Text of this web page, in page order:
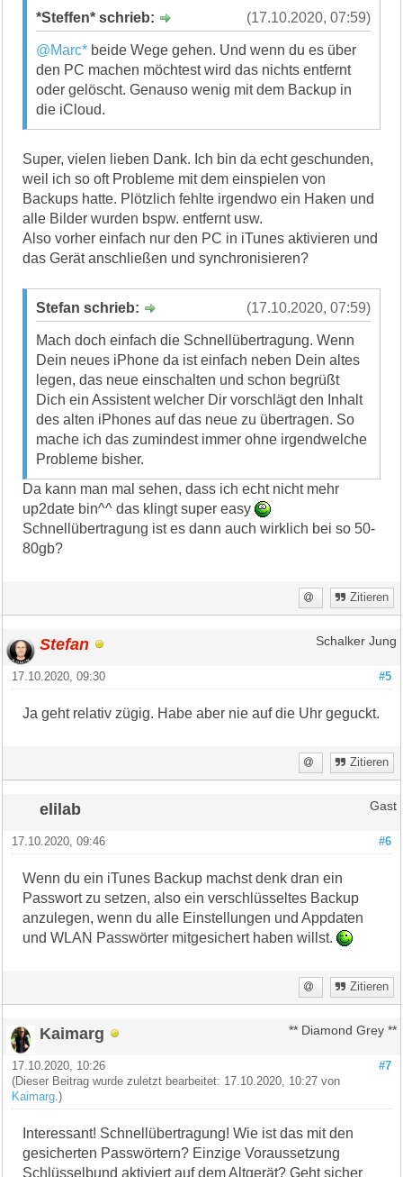
(17.10.2020, 07:59)
*Steffen* schrieb:
@Marc* beide Wege gehen. Und wenn du es über
den PC machen möchtest wird das nichts entfernt
oder gelöscht. Genauso wenig mit dem Backup in
die iCloud.
Super, vielen lieben Dank. Ich bin da echt geschunden,
weil ich so oft Probleme mit dem einspielen von
Backups hatte. Plötzlich fehlte irgendwo ein Haken und
alle Bilder wurden bspw. entfernt usw.
Also vorher einfach nur den PC in iTunes aktivieren und
das Gerät anschließen und synchronisieren?
(17.10.2020, 07:59)
Stefan schrieb:
Mach doch einfach die Schnellübertragung. Wenn
Dein neues iPhone da ist einfach neben Dein altes
legen, das neue einschalten und schon begrüßt
Dich ein Assistent welcher Dir vorschlägt den Inhalt
des alten iPhones auf das neue zu übertragen. So
mache ich das zumindest immer ohne irgendwelche
Probleme bisher.
Da kann man mal sehen, dass ich echt nicht mehr
up2date bin^^ das klingt super easy
Schnellübertragung ist es dann auch wirklich bei so 50-
80gb?
Zitieren
Stefan Schalker Jung
#5
17.10.2020, 09:30
Ja geht relativ zügig. Habe aber nie auf die Uhr geguckt.
Zitieren
elilab Gast
#6
17.10.2020, 09:46
Wenn du ein iTunes Backup machst denk dran ein
Passwort zu setzen, also ein verschlüsseltes Backup
anzulegen, wenn du alle Einstellungen und Appdaten
und WLAN Passwörter mitgesichert haben willst.
Zitieren
Kaimarg ** Diamond Grey **
#7
17.10.2020, 10:26
(Dieser Beitrag wurde zuletzt bearbeitet: 17.10.2020, 10:27 von
Kaimarg .)
Interessant! Schnellübertragung! Wie ist das mit den
gesicherten Passwörtern? Einzige Voraussetzung
Schlüsselbund aktiviert auf dem Altgerät? Geht sicher